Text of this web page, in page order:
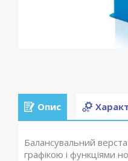
Опис
Балансувальний
графікою і функціями